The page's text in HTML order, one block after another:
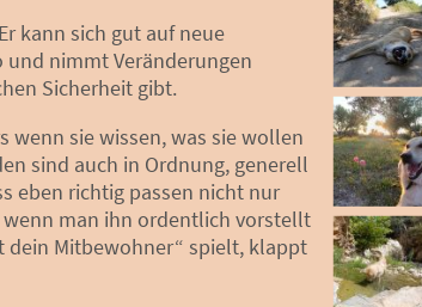
kann sich gut auf neue
nimmt Veränderungen
Sicherheit gibt.
wenn sie wissen, was sie wollen
sind auch in Ordnung, generell
eben richtig passen nicht nur
man ihn ordentlich vorstellt
dein Mitbewohner“ spielt, klappt